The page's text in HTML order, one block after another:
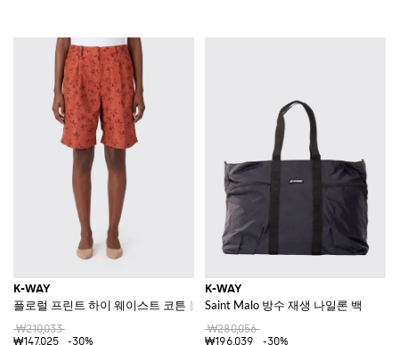
K-WAY
플로럴 프린트 하이 웨이스트 코튼 블렌드 버뮤다 쇼츠
₩210,033
₩147,025
-30%
K-WAY
Saint Malo 방수 재생 나일론 백
₩280,056
₩196,039
-30%